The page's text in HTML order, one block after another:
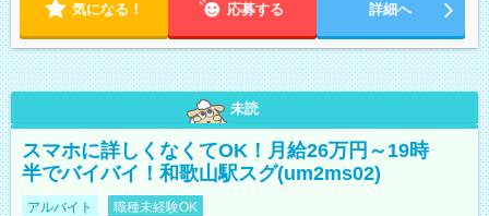
気になる！ 応募する 詳細へ
未読
スマホに詳しくなくてOK！月給26万円～19時
半でバイバイ！和歌山駅スグ(um2ms02)
アルバイト 職種未経験OK